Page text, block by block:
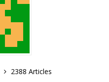
2388 Articles